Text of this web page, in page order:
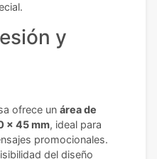
y
ofrece un área de
x 45 mm, ideal para
promocionales.
del diseño